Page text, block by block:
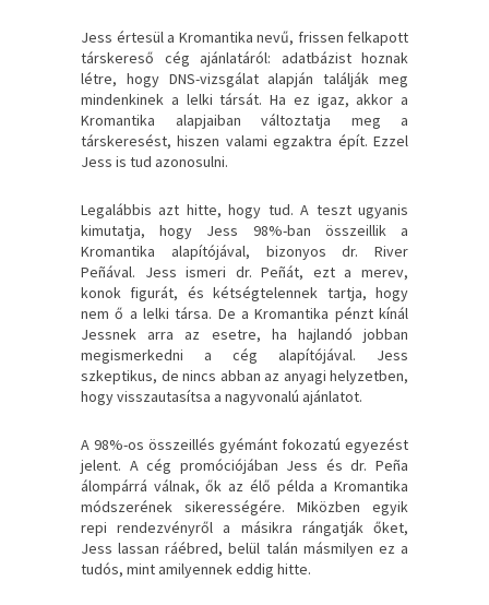
Jess értesül a Kromantika nevű, frissen felkapott
társkereső cég ajánlatáról: adatbázist hoznak
létre, hogy DNS-vizsgálat alapján találják meg
mindenkinek a lelki társát. Ha ez igaz, akkor a
Kromantika alapjaiban változtatja meg a
társkeresést, hiszen valami egzaktra épít. Ezzel
Jess is tud azonosulni.
Legalábbis azt hitte, hogy tud. A teszt ugyanis
kimutatja, hogy Jess 98%-ban összeillik a
Kromantika alapítójával, bizonyos dr. River
Peñával. Jess ismeri dr. Peñát, ezt a merev,
konok figurát, és kétségtelennek tartja, hogy
nem ő a lelki társa. De a Kromantika pénzt kínál
Jessnek arra az esetre, ha hajlandó jobban
megismerkedni a cég alapítójával. Jess
szkeptikus, de nincs abban az anyagi helyzetben,
hogy visszautasítsa a nagyvonalú ajánlatot.
A 98%-os összeillés gyémánt fokozatú egyezést
jelent. A cég promóciójában Jess és dr. Peña
álompárrá válnak, ők az élő példa a Kromantika
módszerének sikerességére. Miközben egyik
repi rendezvényről a másikra rángatják őket,
Jess lassan ráébred, belül talán másmilyen ez a
tudós, mint amilyennek eddig hitte.